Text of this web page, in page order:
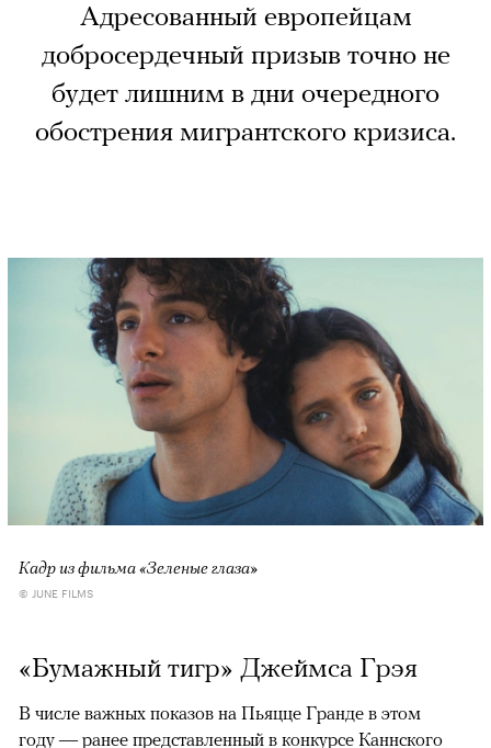
Адресованный европейцам
добросердечный призыв точно не
будет лишним в дни очередного
обострения мигрантского кризиса.
Кадр из фильма «Зеленые глаза»
© JUNE FILMS
«Бумажный тигр» Джеймса Грэя
В числе важных показов на Пьяцце Гранде в этом
году — ранее представленный в конкурсе Каннского